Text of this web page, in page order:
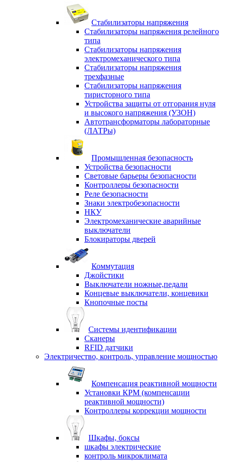
Стабилизаторы напряжения
Стабилизаторы напряжения релейного
типа
Стабилизаторы напряжения
электромеханического типа
Стабилизаторы напряжения
трехфазные
Стабилизаторы напряжения
тиристорного типа
Устройства защиты от отгорания нуля
и высокого напряжения (УЗОН)
Автотрансформаторы лабораторные
(ЛАТРы)
Промышленная безопасность
Устройства безопасности
Световые барьеры безопасности
Контроллеры безопасности
Реле безопасности
Знаки электробезопасности
НКУ
Электромеханические аварийные
выключатели
Блокираторы дверей
Коммутация
Джойстики
Выключатели ножные,педали
Концевые выключатели, концевики
Кнопочные посты
Системы идентификации
Сканеры
RFID датчики
Электричество, контроль, управление мощностью
Компенсация реактивной мощности
Установки КРМ (компенсации
реактивной мощности)
Контроллеры коррекции мощности
Шкафы, боксы
шкафы электрические
контроль микроклимата